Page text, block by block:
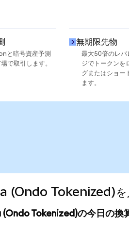
と暗号資産予測
で取引します。
無期限先物
最大50倍のレバ
ジでトークンを
グまたはショー
ます。
(Ondo Tokenized)を
(Ondo Tokenized)の今日の換